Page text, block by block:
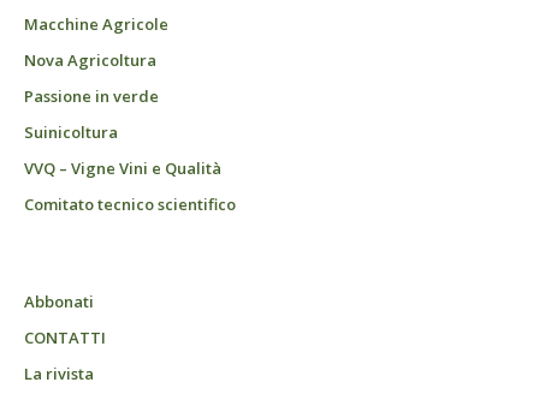
Macchine Agricole
Nova Agricoltura
Passione in verde
Suinicoltura
VVQ – Vigne Vini e Qualità
Comitato tecnico scientifico
Abbonati
CONTATTI
La rivista